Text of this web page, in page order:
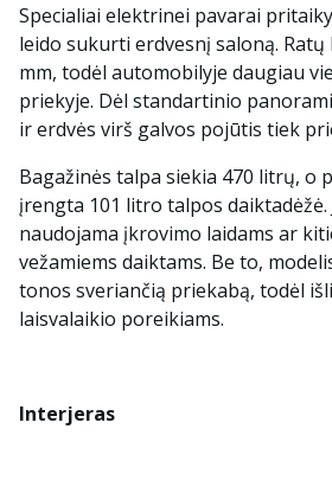
Specialiai elektrinei pavarai
leido sukurti erdvesnį saloną. Ratų
mm, todėl automobilyje daugiau
priekyje. Dėl standartinio
ir erdvės virš galvos pojūtis tiek
Bagažinės talpa siekia 470 litrų, o
įrengta 101 litro talpos daiktadėžė.
naudojama įkrovimo laidams ar
vežamiems daiktams. Be to,
tonos sveriančią priekabą, todėl
laisvalaikio poreikiams.
Interjeras